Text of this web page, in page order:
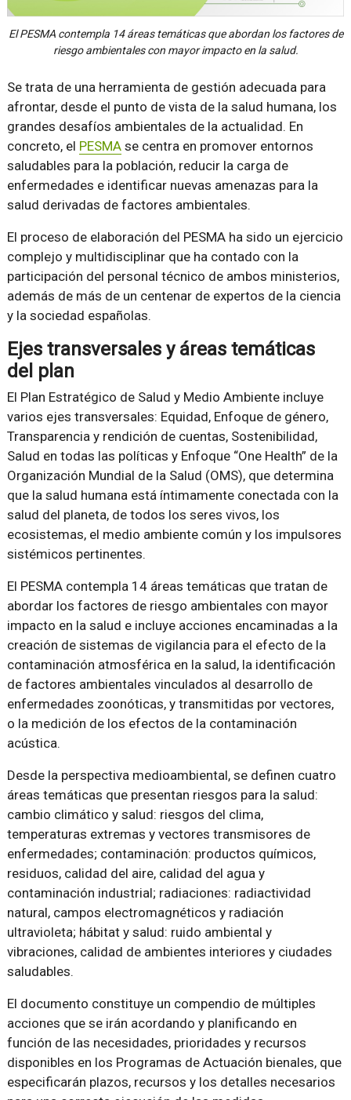
El PESMA contempla 14 áreas temáticas que abordan los factores de
riesgo ambientales con mayor impacto en la salud.
Se trata de una herramienta de gestión adecuada para
afrontar, desde el punto de vista de la salud humana, los
grandes desafíos ambientales de la actualidad. En
concreto, el PESMAse centra en promover entornos
saludables para la población, reducir la carga de
enfermedades e identificar nuevas amenazas para la
salud derivadas de factores ambientales.
El proceso de elaboración del PESMA ha sido un ejercicio
complejo y multidisciplinar que ha contado con la
participación del personal técnico de ambos ministerios,
además de más de un centenar de expertos de la ciencia
y la sociedad españolas.
Ejes transversales y áreas temáticas
del plan
El Plan Estratégico de Salud y Medio Ambiente incluye
varios ejes transversales: Equidad, Enfoque de género,
Transparencia y rendición de cuentas, Sostenibilidad,
Salud en todas las políticas y Enfoque “One Health” de la
Organización Mundial de la Salud (OMS), que determina
que la salud humana está íntimamente conectada con la
salud del planeta, de todos los seres vivos, los
ecosistemas, el medio ambiente común y los impulsores
sistémicos pertinentes.
El PESMA contempla 14 áreas temáticas que tratan de
abordar los factores de riesgo ambientales con mayor
impacto en la salud e incluye acciones encaminadas a la
creación de sistemas de vigilancia para el efecto de la
contaminación atmosférica en la salud, la identificación
de factores ambientales vinculados al desarrollo de
enfermedades zoonóticas, y transmitidas por vectores,
o la medición de los efectos de la contaminación
acústica.
Desde la perspectiva medioambiental, se definen cuatro
áreas temáticas que presentan riesgos para la salud:
cambio climático y salud: riesgos del clima,
temperaturas extremas y vectores transmisores de
enfermedades; contaminación: productos químicos,
residuos, calidad del aire, calidad del agua y
contaminación industrial; radiaciones: radiactividad
natural, campos electromagnéticos y radiación
ultravioleta; hábitat y salud: ruido ambiental y
vibraciones, calidad de ambientes interiores y ciudades
saludables.
El documento constituye un compendio de múltiples
acciones que se irán acordando y planificando en
función de las necesidades, prioridades y recursos
disponibles en los Programas de Actuación bienales, que
especificarán plazos, recursos y los detalles necesarios